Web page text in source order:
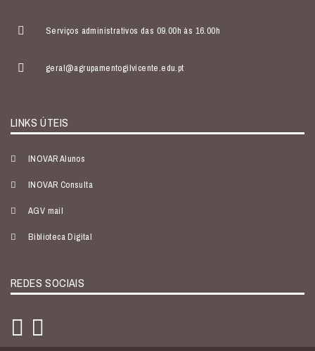
Serviços administrativos das 09.00h às 16.00h
geral@agrupamentogilvicente.edu.pt
LINKS ÚTEIS
INOVAR Alunos
INOVAR Consulta
AGV mail
Biblioteca Digital
REDES SOCIAIS